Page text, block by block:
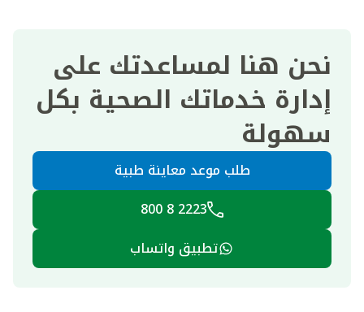
نحن هنا لمساعدتك على
إدارة خدماتك الصحية بكل
سهولة
طلب موعد معاينة طبية
2223 8 800
تطبيق واتساب